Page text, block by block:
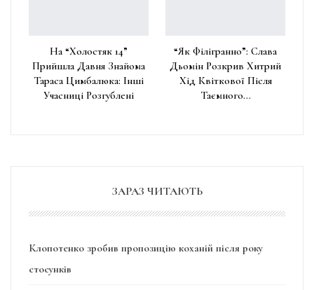
На “Холостяк 14”
Прийшла Давня Знайома
Тараса Цимбалюка: Інші
Учасниці Розгублені
“Як Філігранно”: Слава
Дьомін Розкрив Хитрий
Хід Квіткової Після
Таємного…
ЗАРАЗ ЧИТАЮТЬ
Клопотенко зробив пропозицію коханій після року
стосунків